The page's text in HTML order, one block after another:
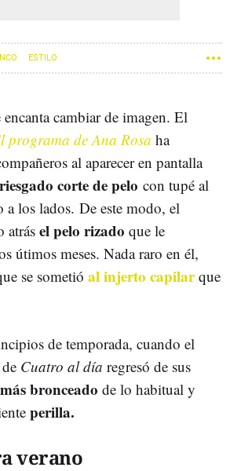
ESTILO
encanta cambiar de imagen. El
programa de Ana Rosa ha
al aparecer en pantalla
corte de pelo con tupé al
los lados. De este modo, el
atrás el pelo rizado que le
útimos meses. Nada raro en él,
se sometió al injerto capilar que
de temporada, cuando el
Cuatro al día regresó de sus
más bronceado de lo habitual y
perilla.
verano